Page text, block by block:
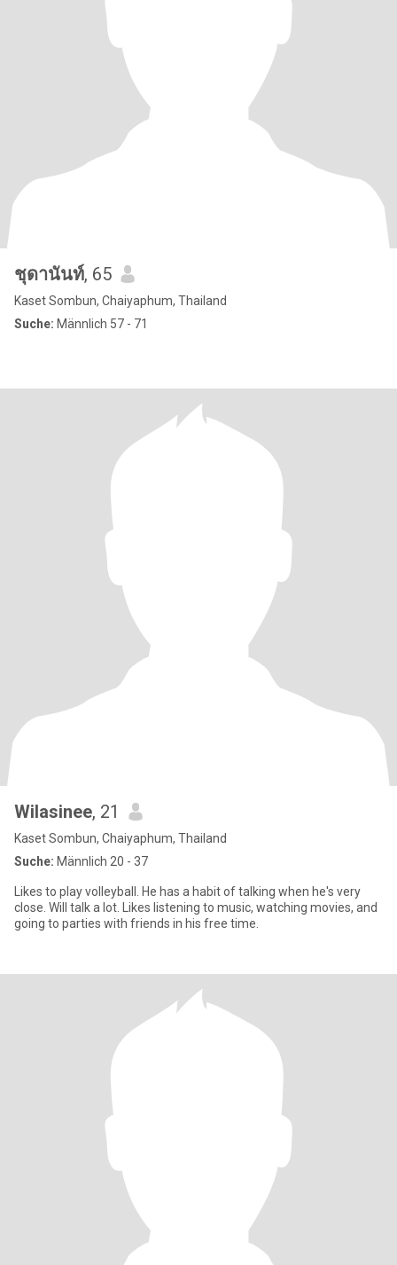
ชุดานันท์, 65
Kaset Sombun, Chaiyaphum, Thailand
Suche: Männlich 57 - 71
Wilasinee, 21
Kaset Sombun, Chaiyaphum, Thailand
Suche: Männlich 20 - 37
Likes to play volleyball. He has a habit of talking when he's very
close. Will talk a lot. Likes listening to music, watching movies, and
going to parties with friends in his free time.